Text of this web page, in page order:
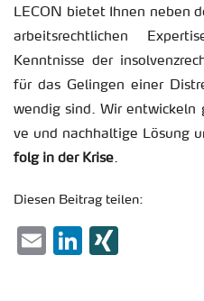
LECON bie­tet Ihnen neben
ar­beits­recht­li­chen
Kennt­nis­se der
für das Ge­lin­gen einer
wen­dig sind. Wir
ve und nach­hal­ti­ge Lö­sung
folg in der Krise.
Die­sen Bei­trag tei­len:
EmailLinkedIn